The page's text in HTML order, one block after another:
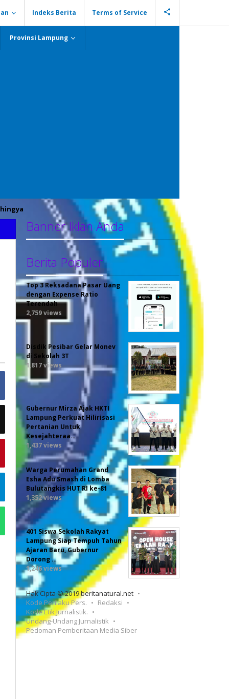
Indeks Berita Terms of Service
Provinsi Lampung
Banner Iklan Anda
Berita Populer
Top 3 Reksadana Pasar Uang
dengan Expense Ratio
Terendah
2,759 views
Disdik Pesibar Gelar Monev
di Sekolah 3T
1,817 views
Gubernur Mirza Ajak HKTI
Lampung Perkuat Hilirisasi
Pertanian Untuk
Kesejahteraa…
1,437 views
Warga Perumahan Grand
Esha Adu Smash di Lomba
Bulutangkis HUT RI ke-81
1,352 views
401 Siswa Sekolah Rakyat
Lampung Siap Tempuh Tahun
Ajaran Baru, Gubernur
Dorong …
1,246 views
Hak Cipta © 2019 beritanatural.net
Kode Perilaku Pers.
Redaksi
Kode Etik Jurnalistik.
Undang-Undang Jurnalistik
Pedoman Pemberitaan Media Siber